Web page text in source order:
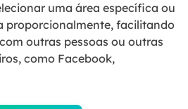
uma área específica ou
proporcionalmente, facilitando
outras pessoas ou outras
como Facebook,